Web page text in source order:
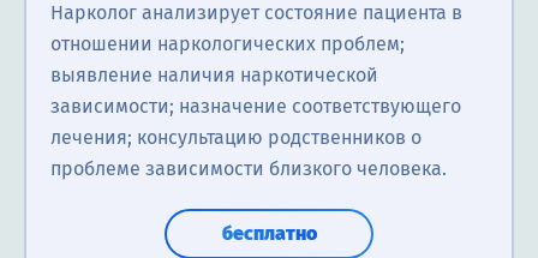
Нарколог анализирует состояние пациента в
отношении наркологических проблем;
выявление наличия наркотической
зависимости; назначение соответствующего
лечения; консультацию родственников о
проблеме зависимости близкого человека.
бесплатно